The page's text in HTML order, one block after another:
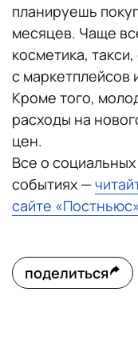
планируешь
месяцев. Чаще
косметика,
с маркетплейсов
Кроме того,
расходы на
цен.
Все о
событиях —
сайте «Постньюс»
поделиться